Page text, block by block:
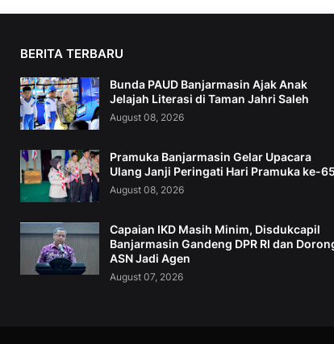
BERITA TERBARU
Bunda PAUD Banjarmasin Ajak Anak
Jelajah Literasi di Taman Jahri Saleh
August 08, 2026
Pramuka Banjarmasin Gelar Upacara
Ulang Janji Peringati Hari Pramuka ke-65
August 08, 2026
Capaian IKD Masih Minim, Disdukcapil
Banjarmasin Gandeng DPR RI dan
ASN Jadi Agen
August 07, 2026